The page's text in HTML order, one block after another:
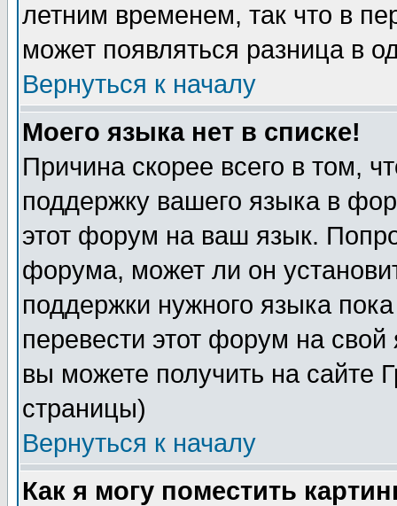
летним временем, так что в
может появляться разница в
Вернуться к началу
Моего языка нет в списке!
Причина скорее всего в том,
поддержку вашего языка в
этот форум на ваш язык.
форума, может ли он
поддержки нужного языка
перевести этот форум на
вы можете получить на сайте
страницы)
Вернуться к началу
Как я могу поместить